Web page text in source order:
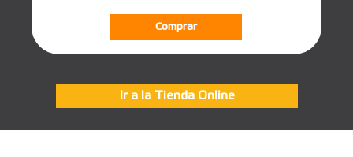
Comprar
Ir a la Tienda Online